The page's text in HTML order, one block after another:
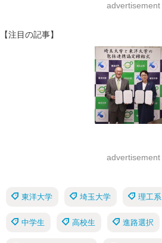
advertisement
【注目の記事】
advertisement
東洋大学 埼玉大学 理工系
中学生 高校生 進路選択